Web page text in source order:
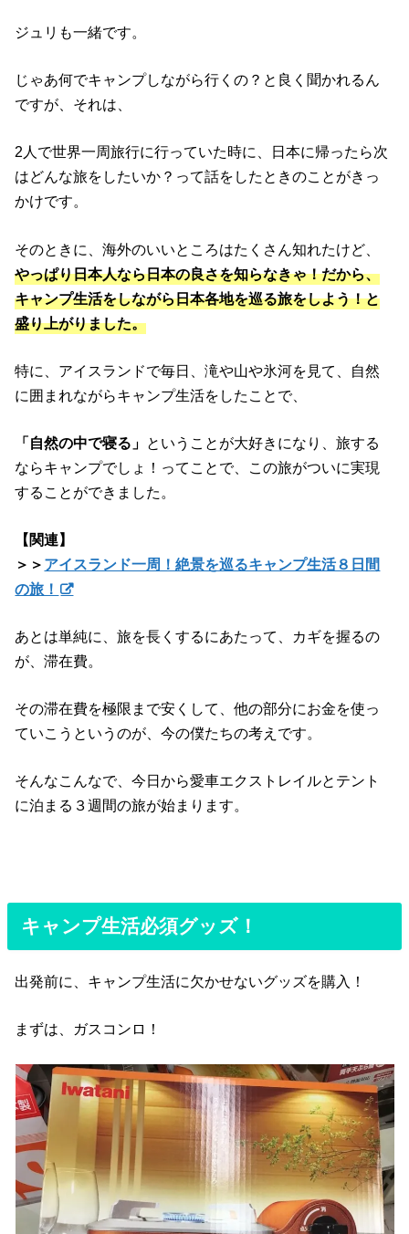
ジュリも一緒です。
じゃあ何でキャンプしながら行くの？と良く聞かれるん
ですが、それは、
2人で世界一周旅行に行っていた時に、日本に帰ったら次
はどんな旅をしたいか？って話をしたときのことがきっ
かけです。
そのときに、海外のいいところはたくさん知れたけど、
やっぱり日本人なら日本の良さを知らなきゃ！だから、
キャンプ生活をしながら日本各地を巡る旅をしよう！と
盛り上がりました。
特に、アイスランドで毎日、滝や山や氷河を見て、自然
に囲まれながらキャンプ生活をしたことで、
「自然の中で寝る」 ということが大好きになり、旅する
ならキャンプでしょ！ってことで、この旅がついに実現
することができました。
【関連】
＞＞ アイスランド一周！絶景を巡るキャンプ生活８日間
の旅！
あとは単純に、旅を長くするにあたって、カギを握るの
が、滞在費。
その滞在費を極限まで安くして、他の部分にお金を使っ
ていこうというのが、今の僕たちの考えです。
そんなこんなで、今日から愛車エクストレイルとテント
に泊まる３週間の旅が始まります。
キャンプ生活必須グッズ！
出発前に、キャンプ生活に欠かせないグッズを購入！
まずは、ガスコンロ！